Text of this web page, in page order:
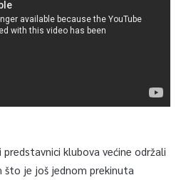
predstavnici klubova većine održali
što je još jednom prekinuta